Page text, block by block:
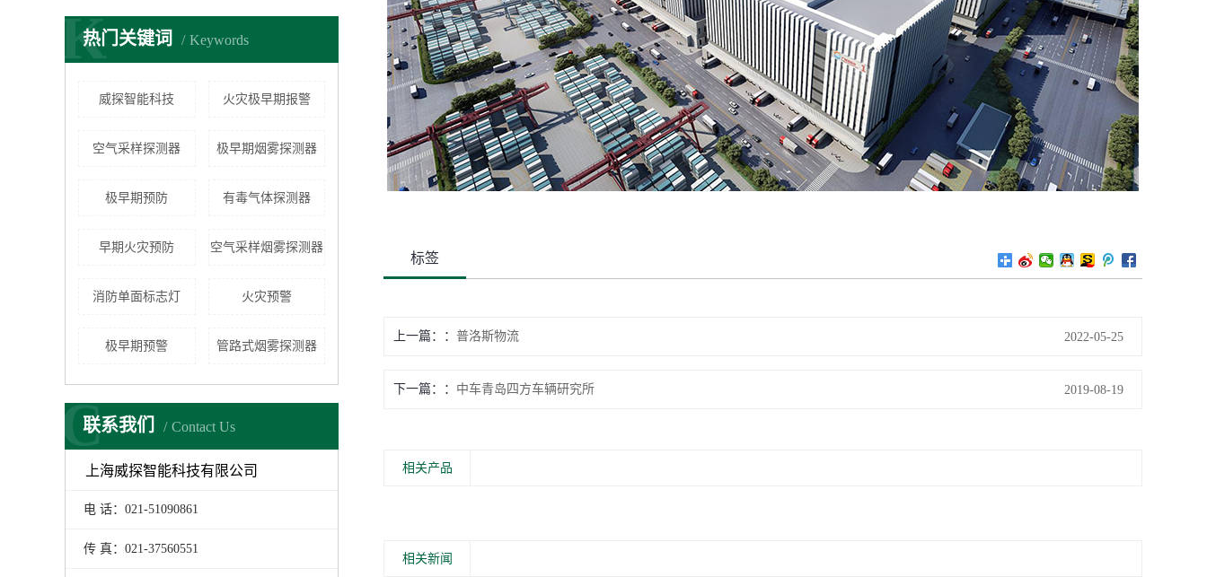
热门关键词 Keywords
K
威探智能科技 火灾极早期报警
空气采样探测器 极早期烟雾探测器
极早期预防 有毒气体探测器
早期火灾预防 空气采样烟雾探测器
消防单面标志灯 火灾预警
极早期预警 管路式烟雾探测器
联系我们 Contact Us
C
上海威探智能科技有限公司
电 话：021-51090861
传 真：021-37560551
标签
上一篇： 普洛斯物流 2022-05-25
下一篇： 中车青岛四方车辆研究所 2019-08-19
相关产品
相关新闻